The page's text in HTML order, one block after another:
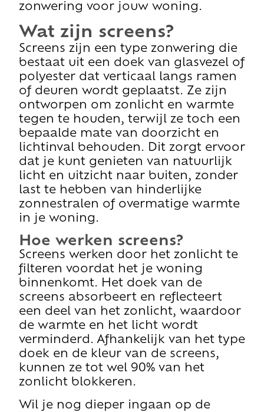
zonwering voor jouw woning.
Wat zijn screens?
Screens zijn een type zonwering die
bestaat uit een doek van glasvezel of
polyester dat verticaal langs ramen
of deuren wordt geplaatst. Ze zijn
ontworpen om zonlicht en warmte
tegen te houden, terwijl ze toch een
bepaalde mate van doorzicht en
lichtinval behouden. Dit zorgt ervoor
dat je kunt genieten van natuurlijk
licht en uitzicht naar buiten, zonder
last te hebben van hinderlijke
zonnestralen of overmatige warmte
in je woning.
Hoe werken screens?
Screens werken door het zonlicht te
filteren voordat het je woning
binnenkomt. Het doek van de
screens absorbeert en reflecteert
een deel van het zonlicht, waardoor
de warmte en het licht wordt
verminderd. Afhankelijk van het type
doek en de kleur van de screens,
kunnen ze tot wel 90% van het
zonlicht blokkeren.
Wil je nog dieper ingaan op de